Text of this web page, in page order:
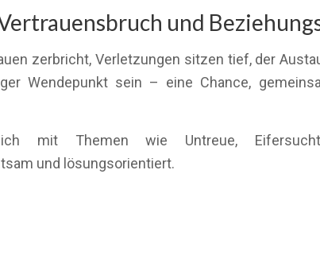
und
zerbricht, Verletzungen sitzen tief, der
Wendepunkt sein – eine Chance,
mit Themen wie Untreue,
und lösungsorientiert.